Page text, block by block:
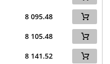
8 095.48
8 105.48
8 141.52